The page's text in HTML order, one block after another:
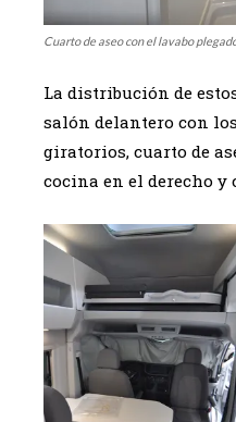
Cuarto de aseo con el lavabo
La distribución de
salón delantero con
giratorios, cuarto de
cocina en el derecho y